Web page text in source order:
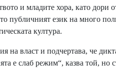
и младите хора, като дори
публичният език на много
култура.
на власт и подчертава, че
е слаб режим“, казва той,